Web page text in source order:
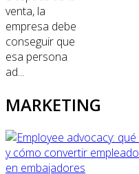
venta, la
empresa debe
conseguir que
esa persona
ad...
MARKETING